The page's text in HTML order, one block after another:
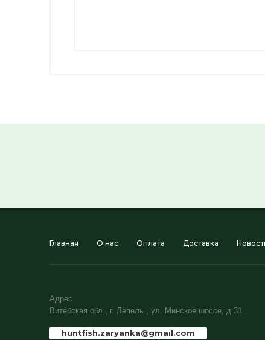
Главная О нас Оплата Доставка
Адрес
Витебская обл., г. Лепель , ул. Минское шоссе, д.31
huntfish.zaryanka@gmail.com